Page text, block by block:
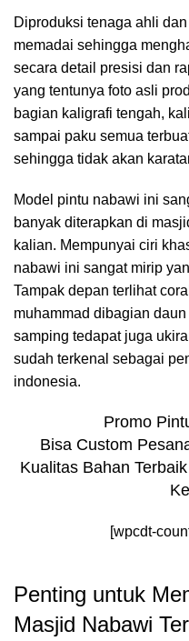
Diproduksi tenaga ahli
memadai sehingga
secara detail presisi dan
yang tentunya foto asli
bagian kaligrafi tengah,
sampai paku semua
sehingga tidak akan
Model pintu nabawi ini
banyak diterapkan di
kalian. Mempunyai ciri
nabawi ini sangat mirip
Tampak depan terlihat
muhammad dibagian
samping tedapat juga
sudah terkenal sebagai
indonesia.
Promo
Bisa Custom
Kualitas Bahan
[wpcdt-
Penting untuk
Masjid Nabawi